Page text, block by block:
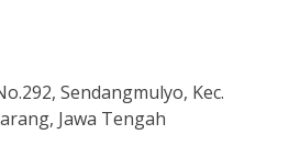
Sendangmulyo, Kec.
Jawa Tengah